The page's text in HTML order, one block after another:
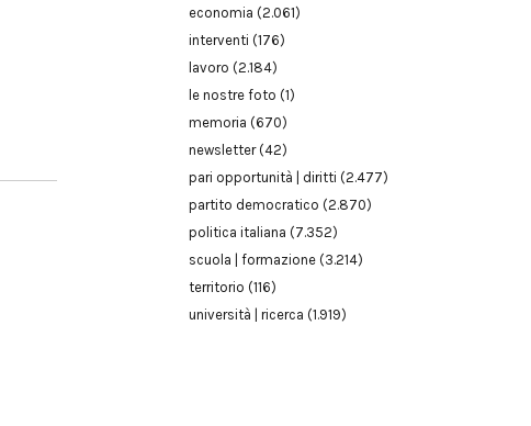
economia (2.061)
interventi (176)
lavoro (2.184)
le nostre foto (1)
memoria (670)
newsletter(42)
pari opportunità | diritti (2.477)
partito democratico (2.870)
politica italiana (7.352)
scuola | formazione (3.214)
territorio (116)
università | ricerca (1.919)